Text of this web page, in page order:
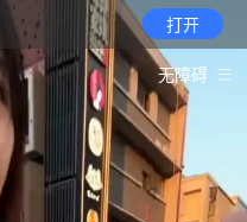
打开
无障碍